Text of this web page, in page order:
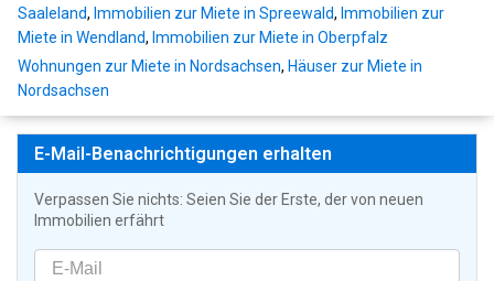
Saaleland, Immobilien zur Miete in Spreewald, Immobilien zur
Miete in Wendland, Immobilien zur Miete in Oberpfalz
Wohnungen zur Miete in Nordsachsen, Häuser zur Miete in
Nordsachsen
E-Mail-Benachrichtigungen erhalten
Verpassen Sie nichts: Seien Sie der Erste, der von neuen
Immobilien erfährt